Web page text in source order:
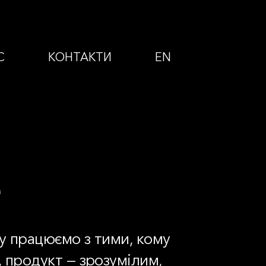
КОНТАКТИ EN
працюємо з тими, кому
продукт — зрозумілим,